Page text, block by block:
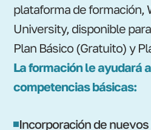
plataforma de formación,
University, disponible
Plan Básico (Gratuito) y
La formación le ayudará
competencias básicas:
Incorporación de